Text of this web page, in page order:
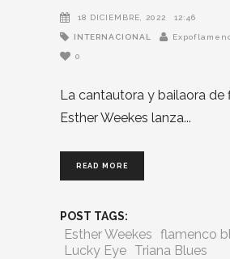
18 DICIEMBRE, 2022 12:46
INTERNACIONAL
0
La cantautora y bailaora de
Esther Weekes lanza
READ MORE
POST TAGS:
Esther Weekes flamenco
Lucky Eye Triana Blues